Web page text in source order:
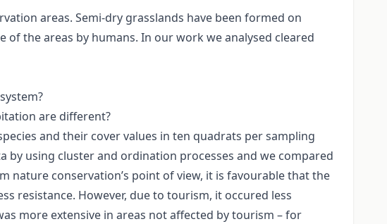
areas. Semi-dry grasslands have been formed on
the areas by humans. In our work we analysed cleared
are different?
and their cover values in ten quadrats per sampling
by using cluster and ordination processes and we compared
nature conservation’s point of view, it is favourable that the
resistance. However, due to tourism, it occured less
more extensive in areas not affected by tourism – for